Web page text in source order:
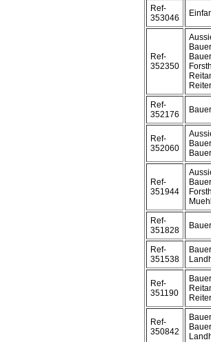
Ref-
353046
Ref-
352350
Ref-
352176
Ref-
352060
Ref-
351944
Ref-
351828
Ref-
351538
Ref-
351190
Ref-
350842